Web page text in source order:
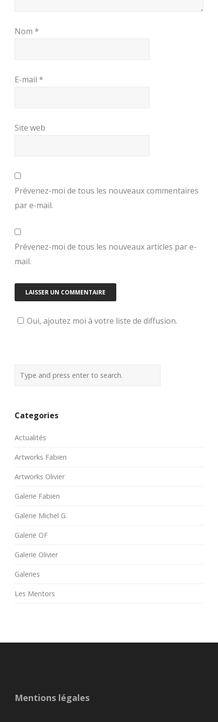
Nom *
E-mail *
Site web
Prévenez-moi de tous les nouveaux commentaires
par e-mail.
Prévenez-moi de tous les nouveaux articles par e-
mail.
Oui, ajoutez moi à votre liste de diffusion.
Categories
Actualités
Artworks Fabien
Artworks Olivier
Galerie Fabien
Galerie Michel G.
Galerie OF
Galerie Olivier
Galeries
Les Mentors
Mentions légales